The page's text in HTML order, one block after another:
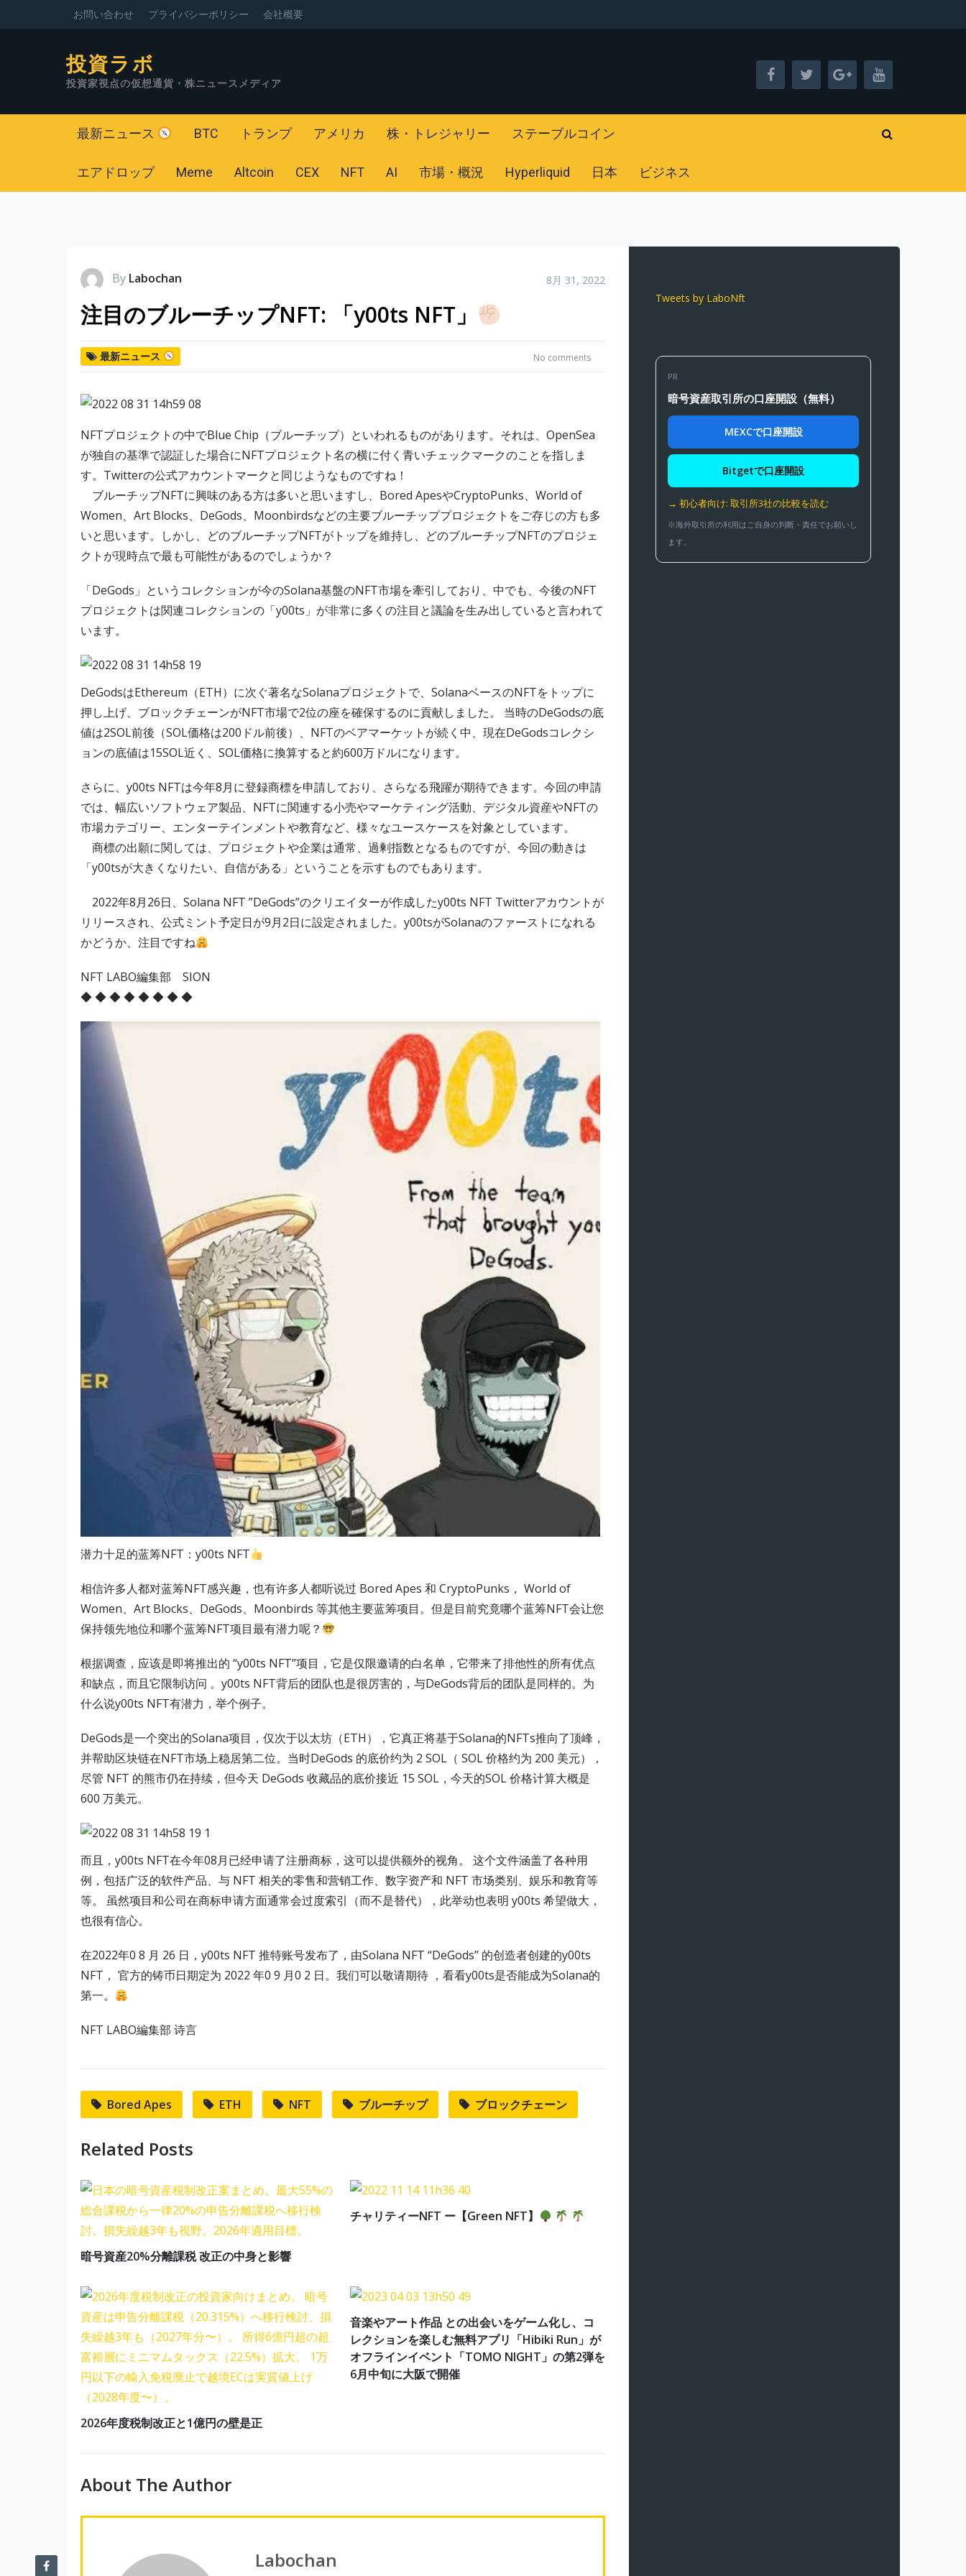
お問い合わせ プライバシーポリシー 会社概要
投資ラボ
投資家視点の仮想通貨・株ニュースメディア
最新ニュース BTC トランプ アメリカ 株・トレジャリー ステーブルコイン
エアドロップ Meme Altcoin CEX NFT AI 市場・概況 Hyperliquid 日本 ビジネス
By Labochan 8月 31, 2022
注目のブルーチップNFT: 「y00ts NFT」
最新ニュース No comments
NFTプロジェクトの中でBlue Chip（ブルーチップ）といわれるものがあります。それは、OpenSea
が独自の基準で認証した場合にNFTプロジェクト名の横に付く青いチェックマークのことを指しま
す。Twitterの公式アカウントマークと同じようなものですね！
ブルーチップNFTに興味のある方は多いと思いますし、Bored ApesやCryptoPunks、World of
Women、Art Blocks、DeGods、Moonbirdsなどの主要ブルーチッププロジェクトをご存じの方も多
いと思います。しかし、どのブルーチップNFTがトップを維持し、どのブルーチップNFTのプロジェ
クトが現時点で最も可能性があるのでしょうか？
「DeGods」というコレクションが今のSolana基盤のNFT市場を牽引しており、中でも、今後のNFT
プロジェクトは関連コレクションの「y00ts」が非常に多くの注目と議論を生み出していると言われて
います。
DeGodsはEthereum（ETH）に次ぐ著名なSolanaプロジェクトで、SolanaベースのNFTをトップに
押し上げ、ブロックチェーンがNFT市場で2位の座を確保するのに貢献しました。 当時のDeGodsの底
値は2SOL前後（SOL価格は200ドル前後）、NFTのベアマーケットが続く中、現在DeGodsコレクシ
ョンの底値は15SOL近く、SOL価格に換算すると約600万ドルになります。
さらに、y00ts NFTは今年8月に登録商標を申請しており、さらなる飛躍が期待できます。今回の申請
では、幅広いソフトウェア製品、NFTに関連する小売やマーケティング活動、デジタル資産やNFTの
市場カテゴリー、エンターテインメントや教育など、様々なユースケースを対象としています。
商標の出願に関しては、プロジェクトや企業は通常、過剰指数となるものですが、今回の動きは
「y00tsが大きくなりたい、自信がある」ということを示すものでもあります。
2022年8月26日、Solana NFT ”DeGods”のクリエイターが作成したy00ts NFT Twitterアカウントが
リリースされ、公式ミント予定日が9月2日に設定されました。y00tsがSolanaのファーストになれる
かどうか、注目ですね
NFT LABO編集部 SION
◆ ◆ ◆ ◆ ◆ ◆ ◆ ◆
潜力十足的蓝筹NFT：y00ts NFT
相信许多人都对蓝筹NFT感兴趣，也有许多人都听说过 Bored Apes 和 CryptoPunks， World of
Women、Art Blocks、DeGods、Moonbirds 等其他主要蓝筹项目。但是目前究竟哪个蓝筹NFT会让您
保持领先地位和哪个蓝筹NFT项目最有潜力呢？
根据调查，应该是即将推出的 “y00ts NFT”项目，它是仅限邀请的白名单，它带来了排他性的所有优点
和缺点，而且它限制访问 。y00ts NFT背后的团队也是很厉害的，与DeGods背后的团队是同样的。为
什么说y00ts NFT有潜力，举个例子。
DeGods是一个突出的Solana项目，仅次于以太坊（ETH），它真正将基于Solana的NFTs推向了顶峰，
并帮助区块链在NFT市场上稳居第二位。当时DeGods 的底价约为 2 SOL（ SOL 价格约为 200 美元），
尽管 NFT 的熊市仍在持续，但今天 DeGods 收藏品的底价接近 15 SOL，今天的SOL 价格计算大概是
600 万美元。
而且，y00ts NFT在今年08月已经申请了注册商标，这可以提供额外的视角。 这个文件涵盖了各种用
例，包括广泛的软件产品、与 NFT 相关的零售和营销工作、数字资产和 NFT 市场类别、娱乐和教育等
等。 虽然项目和公司在商标申请方面通常会过度索引（而不是替代），此举动也表明 y00ts 希望做大，
也很有信心。
在2022年0 8 月 26 日，y00ts NFT 推特账号发布了，由Solana NFT ‘‘DeGods’’ 的创造者创建的y00ts
NFT， 官方的铸币日期定为 2022 年0 9 月0 2 日。我们可以敬请期待 ，看看y00ts是否能成为Solana的
第一。
NFT LABO編集部 诗言
Bored Apes ETH NFT ブルーチップ ブロックチェーン
Related Posts
暗号資産20%分離課税 改正の中身と影響
チャリティーNFT ー【Green NFT】
2026年度税制改正と1億円の壁是正
音楽やアート作品 との出会いをゲーム化し、コ
レクションを楽しむ無料アプリ「Hibiki Run」が
オフラインイベント「TOMO NIGHT」の第2弾を
6月中旬に大阪で開催
About The Author
Labochan
Tweets by LaboNft
PR
暗号資産取引所の口座開設（無料）
MEXCで口座開設
Bitgetで口座開設
→ 初心者向け: 取引所3社の比較を読む
※海外取引所の利用はご自身の判断・責任でお願いし
ます。